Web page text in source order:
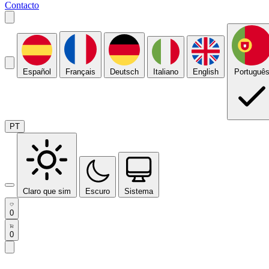
Contacto
Español Français Deutsch Italiano English Português
PT
Claro que sim Escuro Sistema
0
0